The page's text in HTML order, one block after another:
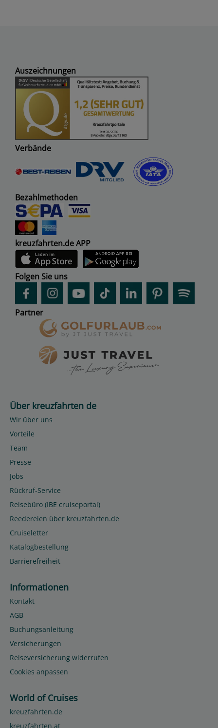
Auszeichnungen
Verbände
Bezahlmethoden
kreuzfahrten.de APP
Folgen Sie uns
Partner
Über kreuzfahrten de
Wir über uns
Vorteile
Team
Presse
Jobs
Rückruf-Service
Reisebüro (IBE cruiseportal)
Reedereien über kreuzfahrten.de
Cruiseletter
Katalogbestellung
Barrierefreiheit
Informationen
Kontakt
AGB
Buchungsanleitung
Versicherungen
Reiseversicherung widerrufen
Cookies anpassen
World of Cruises
kreuzfahrten.de
kreuzfahrten.at